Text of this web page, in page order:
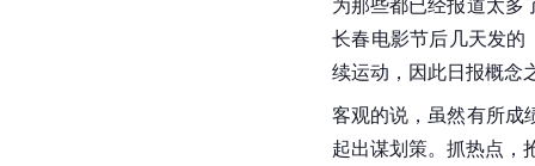
为那些都已经报道太多
长春电影节后几天发
续运动，因此日报概念
客观的说，虽然有所成
起出谋划策。抓热点，